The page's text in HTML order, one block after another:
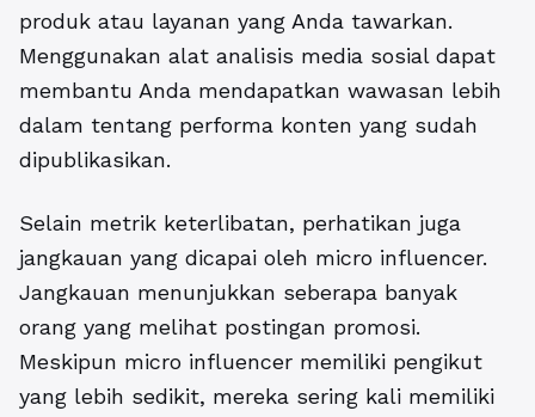
produk atau layanan yang Anda tawarkan.
Menggunakan alat analisis media sosial dapat
membantu Anda mendapatkan wawasan lebih
dalam tentang performa konten yang sudah
dipublikasikan.
Selain metrik keterlibatan, perhatikan juga
jangkauan yang dicapai oleh micro influencer.
Jangkauan menunjukkan seberapa banyak
orang yang melihat postingan promosi.
Meskipun micro influencer memiliki pengikut
yang lebih sedikit, mereka sering kali memiliki